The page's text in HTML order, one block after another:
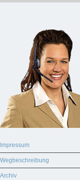
Impressum
Wegbeschreibung
Archiv